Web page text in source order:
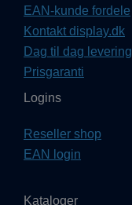
EAN-kunde fordele
Kontakt display.dk
Dag til dag levering
Prisgaranti
Logins
Reseller shop
EAN login
Kataloger